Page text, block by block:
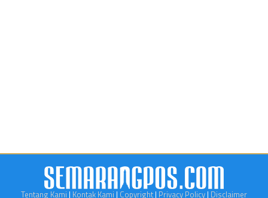
Tentang Kami | Kontak Kami | Copyright | Privacy Policy | Disclaimer